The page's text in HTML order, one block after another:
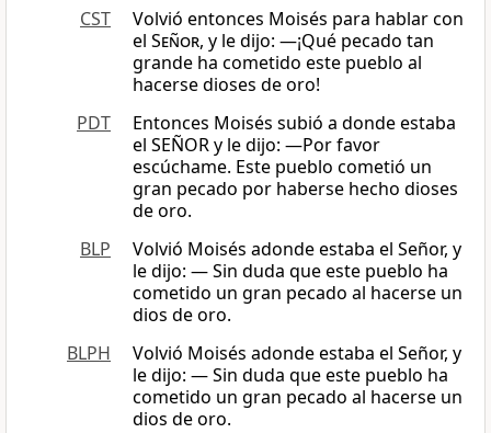
CST
Volvió entonces Moisés para hablar con
el Señor, y le dijo: ―¡Qué pecado tan
grande ha cometido este pueblo al
hacerse dioses de oro!
PDT
Entonces Moisés subió a donde estaba
el SEÑOR y le dijo: —Por favor
escúchame. Este pueblo cometió un
gran pecado por haberse hecho dioses
de oro.
BLP
Volvió Moisés adonde estaba el Señor, y
le dijo: — Sin duda que este pueblo ha
cometido un gran pecado al hacerse un
dios de oro.
BLPH
Volvió Moisés adonde estaba el Señor, y
le dijo: — Sin duda que este pueblo ha
cometido un gran pecado al hacerse un
dios de oro.